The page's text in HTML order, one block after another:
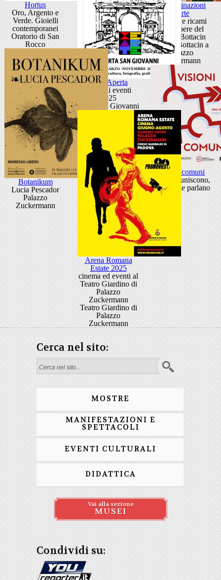
Hortus
Oro, Argento e
Verde. Gioielli
contemporanei
Oratorio di San
Rocco
Contaminazioni
d'arte
Disegni e ricami
dalle opere del
Museo Bottacin
Museo Bottacin a
Palazzo
Zuckermann
Porta Aperta
Ciclo di eventi
2025
Porta San Giovanni
Botanikum
Lucia Pescador
Palazzo
Zuckermann
Visioni comuni
Idee che uniscono,
luoghi che parlano
Arena Romana
Estate 2025
cinema ed eventi al
Teatro Giardino di
Palazzo
Zuckermann
Teatro Giardino di
Palazzo
Zuckermann
Cerca nel sito:
Form di ricerca
MOSTRE
MANIFESTAZIONI E
SPETTACOLI
EVENTI CULTURALI
DIDATTICA
Vai alla sezione
MUSEI
Condividi su: